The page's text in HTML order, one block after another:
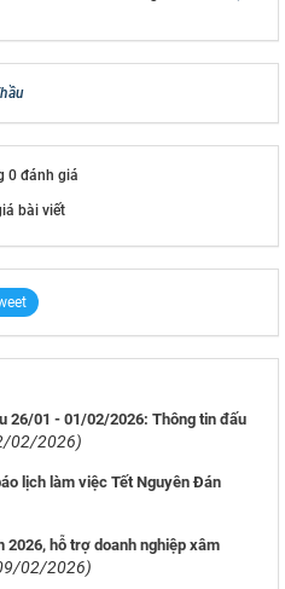
0 đánh giá
bài viết
26/01 - 01/02/2026: Thông tin đấu
02/2026)
lịch làm việc Tết Nguyên Đán
hỗ trợ doanh nghiệp xâm
02/2026)